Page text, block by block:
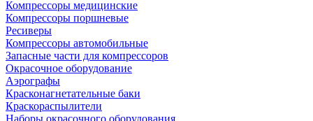
Компрессоры медицинские
Компрессоры поршневые
Ресиверы
Компрессоры автомобильные
Запасные части для компрессоров
Окрасочное оборудование
Аэрографы
Красконагнетательные баки
Краскораспылители
Наборы окрасочного оборудования